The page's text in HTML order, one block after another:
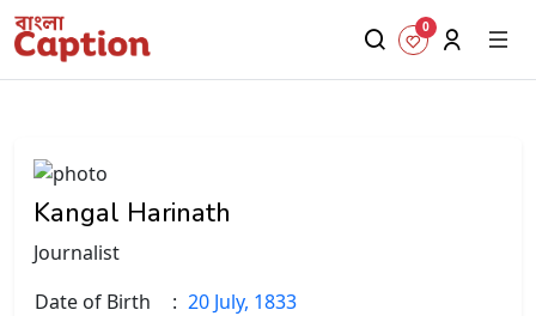
0
Kangal Harinath
Journalist
Date of Birth
: 20 July, 1833